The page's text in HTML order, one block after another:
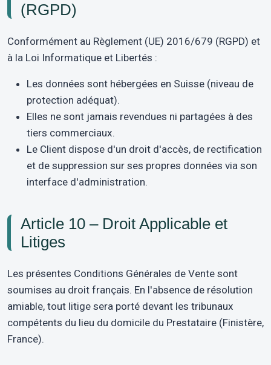
(RGPD)
Conformément au Règlement (UE) 2016/679 (RGPD) et
à la Loi Informatique et Libertés :
Les données sont hébergées en Suisse (niveau de
protection adéquat).
Elles ne sont jamais revendues ni partagées à des
tiers commerciaux.
Le Client dispose d'un droit d'accès, de rectification
et de suppression sur ses propres données via son
interface d'administration.
Article 10 – Droit Applicable et
Litiges
Les présentes Conditions Générales de Vente sont
soumises au droit français. En l'absence de résolution
amiable, tout litige sera porté devant les tribunaux
compétents du lieu du domicile du Prestataire (Finistère,
France).